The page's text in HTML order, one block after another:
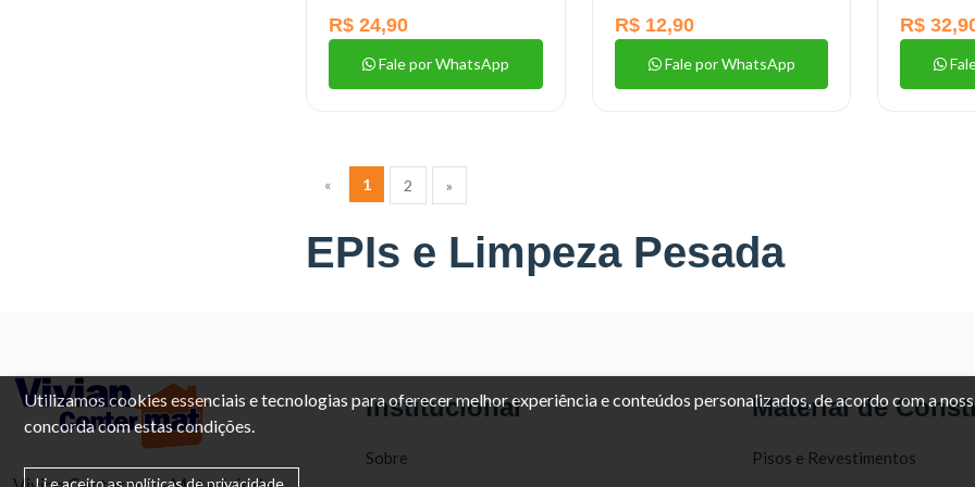
R$ 24,90
Fale por WhatsApp
R$ 12,90
Fale por WhatsApp
R$
« 1 2 »
EPIs e Limpeza Pesada
Institucional
Sobre
Material de
Pisos e Revestimentos
Utilizamos cookies essenciais e tecnologias para oferecer melhor experiência e conteúdos personalizados, de acordo com a
concorda com estas condições.
Li e aceito as políticas de privacidade.